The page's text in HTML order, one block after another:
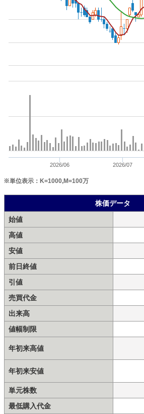
2026/06 2026/07
※単位表示：K=1000,M=100万
株価データ
始値
高値
安値
前日終値
引値
売買代金
出来高
値幅制限
年初来高値
年初来安値
単元株数
最低購入代金